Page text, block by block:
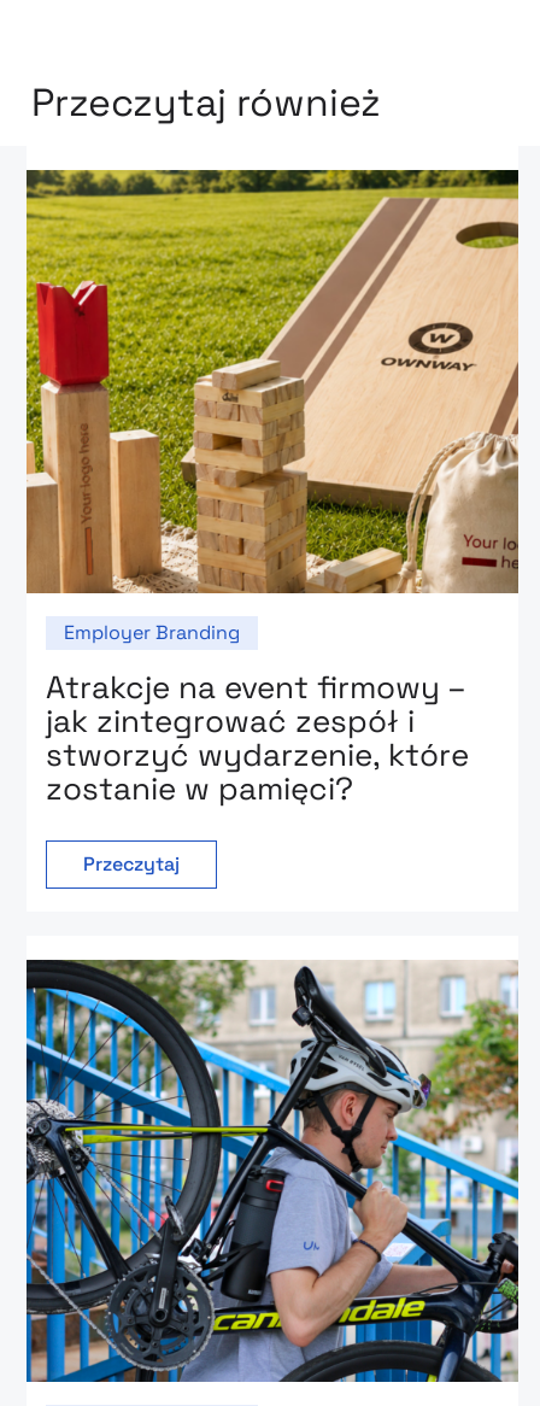
Przeczytaj również
Employer Branding
Atrakcje na event firmowy –
jak zintegrować zespół i
stworzyć wydarzenie, które
zostanie w pamięci?
Przeczytaj